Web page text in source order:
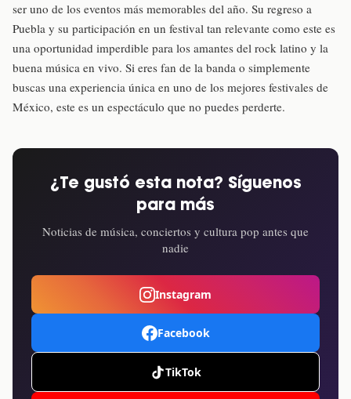
ser uno de los eventos más memorables del año. Su regreso a
Puebla y su participación en un festival tan relevante como este es
una oportunidad imperdible para los amantes del rock latino y la
buena música en vivo. Si eres fan de la banda o simplemente
buscas una experiencia única en uno de los mejores festivales de
México, este es un espectáculo que no puedes perderte.
¿Te gustó esta nota? Síguenos
para más
Noticias de música, conciertos y cultura pop antes que
nadie
Instagram
Facebook
TikTok